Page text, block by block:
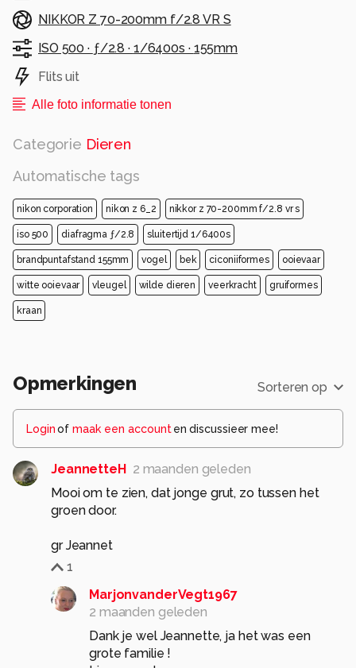
NIKKOR Z 70-200mm f/2.8 VR S
ISO 500 · ƒ/2.8 · 1/6400s · 155mm
Flits uit
Alle foto informatie tonen
Categorie Dieren
Automatische tags
nikon corporation nikon z 6_2 nikkor z 70-200mm f/2.8 vr s
iso 500 diafragma ƒ/2.8 sluitertijd 1/6400s
brandpuntafstand 155mm vogel bek ciconiiformes ooievaar
witte ooievaar vleugel wilde dieren veerkracht gruiformes
kraan
Opmerkingen Sorteren op
Loginof maak een account en discussieer mee!
JeannetteH
2 maanden geleden
Mooi om te zien, dat jonge grut, zo tussen het
groen door.
gr Jeannet
1
MarjonvanderVegt1967
2 maanden geleden
Dank je wel Jeannette, ja het was een
grote familie !